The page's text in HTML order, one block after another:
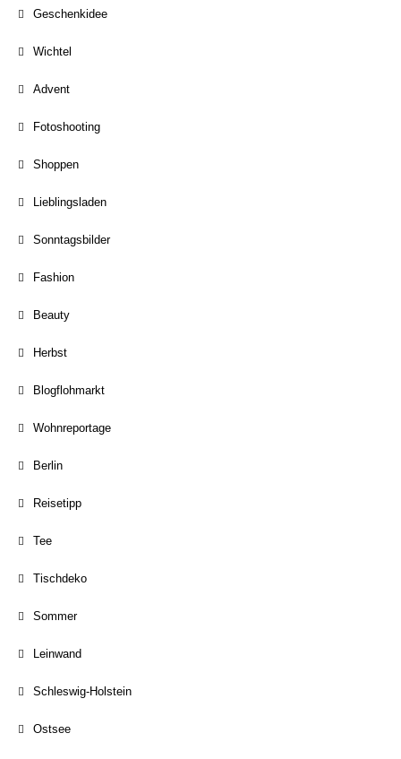
Geschenkidee
Wichtel
Advent
Fotoshooting
Shoppen
Lieblingsladen
Sonntagsbilder
Fashion
Beauty
Herbst
Blogflohmarkt
Wohnreportage
Berlin
Reisetipp
Tee
Tischdeko
Sommer
Leinwand
Schleswig-Holstein
Ostsee